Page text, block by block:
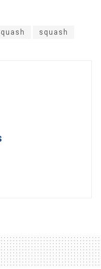
squash